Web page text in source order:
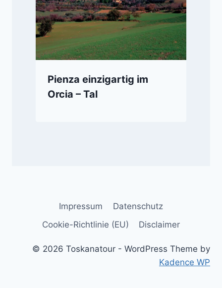
Pienza einzigartig im
Orcia – Tal
Impressum
Datenschutz
Cookie-Richtlinie (EU)
Disclaimer
© 2026 Toskanatour - WordPress Theme by
Kadence WP